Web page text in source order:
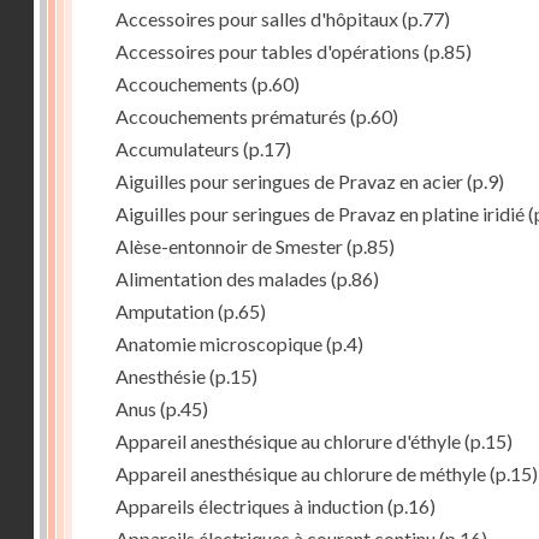
Accessoires pour salles d'hôpitaux(p.77)
Accessoires pour tables d'opérations (p.85)
Accouchements (p.60)
Accouchements prématurés (p.60)
Accumulateurs (p.17)
Aiguilles pour seringues de Pravaz en acier(p.9)
Aiguilles pour seringues de Pravaz en platine iridié
Alèse-entonnoir de Smester(p.85)
Alimentation des malades (p.86)
Amputation(p.65)
Anatomie microscopique(p.4)
Anesthésie(p.15)
Anus (p.45)
Appareil anesthésique au chlorure d'éthyle(p.15)
Appareil anesthésique au chlorure de méthyle(p.15)
Appareils électriques à induction(p.16)